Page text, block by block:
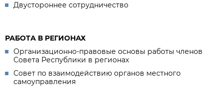
Двустороннее сотрудничество
РАБОТА В РЕГИОНАХ
Организационно-правовые основы работы членов
Совета Республики в регионах
Совет по взаимодействию органов местного
самоуправления